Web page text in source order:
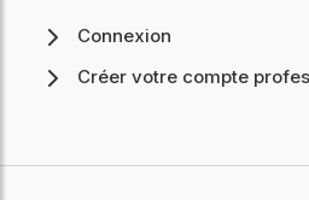
Connexion
Créer votre compte